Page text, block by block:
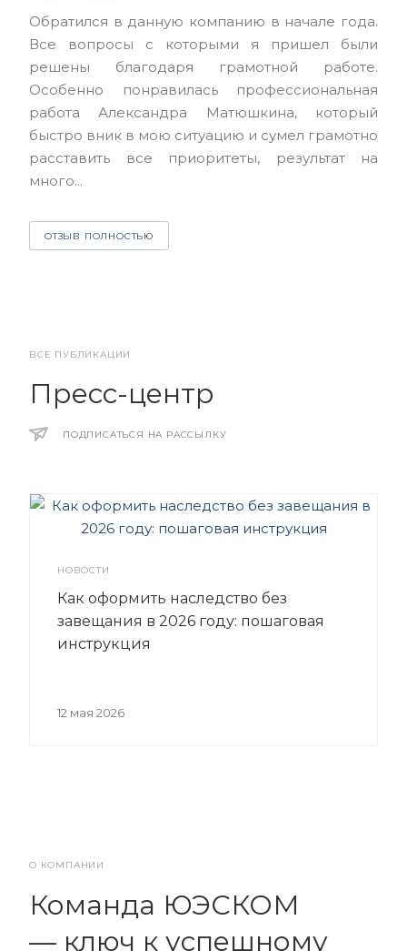
Обратился в данную компанию в начале года.
Все вопросы с которыми я пришел были
решены благодаря грамотной работе.
Особенно понравилась профессиональная
работа Александра Матюшкина, который
быстро вник в мою ситуацию и сумел грамотно
расставить все приоритеты, результат на
много...
ОТЗЫВ ПОЛНОСТЬЮ
ВСЕ ПУБЛИКАЦИИ
Пресс-центр
ПОДПИСАТЬСЯ НА РАССЫЛКУ
НОВОСТИ
Как оформить наследство без
завещания в 2026 году: пошаговая
инструкция
12 мая 2026
О КОМПАНИИ
Команда ЮЭСКОМ
— ключ к успешному